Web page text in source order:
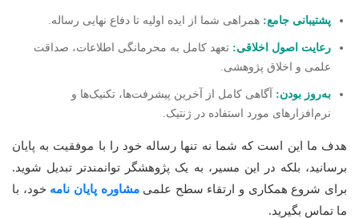
پشتیبانی جامع: همراهی شما از ایده اولیه تا دفاع نهایی رساله.
رعایت اصول اخلاقی: تعهد کامل به محرمانگی اطلاعات، صداقت
علمی و اخلاق پژوهشی.
به‌روز بودن: آگاهی کامل از آخرین پیشرفت‌ها، تکنیک‌ها و
نرم‌افزارهای مورد استفاده در ژنتیک.
هدف ما این است که شما نه تنها رساله خود را با موفقیت به پایان
برسانید، بلکه در این مسیر، به یک پژوهشگر توانمندتر تبدیل شوید.
برای شروع همکاری و ارتقاء سطح علمیمشاوره پایان نامه خود، با
ما تماس بگیرید.